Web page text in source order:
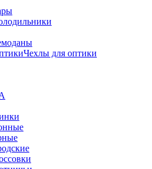
Чехлы для оптики